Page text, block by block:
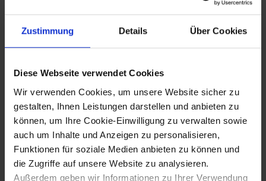
Zustimmung Details Über Cookies
Diese Webseite verwendet Cookies
Wir verwenden Cookies, um unsere Website sicher zu
gestalten, Ihnen Leistungen darstellen und anbieten zu
können, um Ihre Cookie-Einwilligung zu verwalten sowie
auch um Inhalte und Anzeigen zu personalisieren,
Funktionen für soziale Medien anbieten zu können und
die Zugriffe auf unsere Website zu analysieren.
Außerdem geben wir Informationen zu Ihrer Verwendung
22.6.1919
Gemeinderatswahlen in Niederösterreich
Friedensvertrag von Versailles mit
Deutschland - Gründung des Völkerbunds
10.9.1919